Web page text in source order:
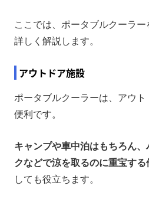
ここでは、ポータブルクーラ
詳しく解説します。
アウトドア施設
ポータブルクーラーは、アウ
便利です。
キャンプや車中泊はもちろん
クなどで涼を取るのに重宝す
しても役立ちます。